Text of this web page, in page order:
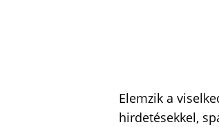
Elemzik a
hirdetésekkel,